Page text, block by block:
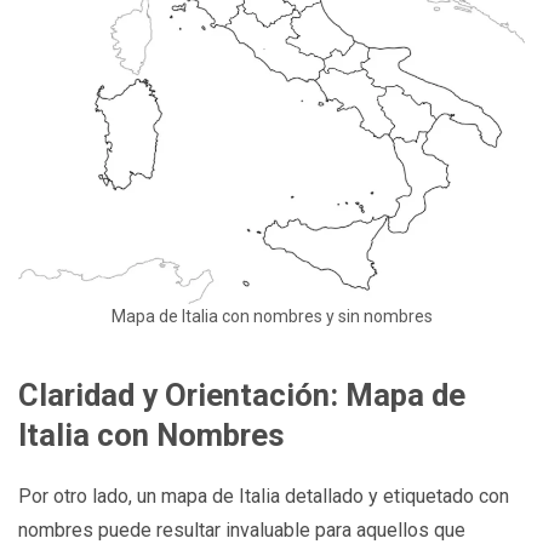
Mapa de Italia con nombres y sin nombres
Claridad y Orientación: Mapa de
Italia con Nombres
Por otro lado, un mapa de Italia detallado y etiquetado con
nombres puede resultar invaluable para aquellos que